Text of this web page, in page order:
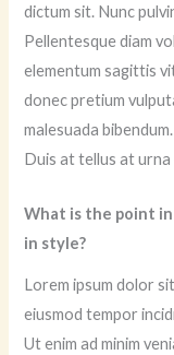
dictum sit. Nunc
Pellentesque diam
elementum sagittis
donec pretium
malesuada
Duis at tellus at
What is the point
in style?
Lorem ipsum dolor
eiusmod tempor
Ut enim ad minim